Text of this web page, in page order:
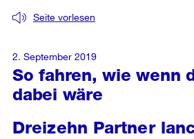
So fahren, wie wenn
dabei wäre
Seite vorlesen
Dreizehn Partner
2. September 2019